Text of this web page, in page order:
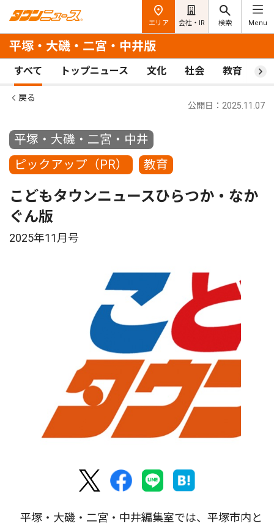
エリア 会社・IR 検索 Menu
平塚・大磯・二宮・中井版
すべて トップニュース 文化 社会 教育 ス
戻る
平塚・大磯・二宮・中井
ピックアップ（PR）
教育
公開日：2025.11.07
こどもタウンニュースひらつか・なか
ぐん版
2025年11月号
平塚・大磯・二宮・中井編集室では、平塚市内と